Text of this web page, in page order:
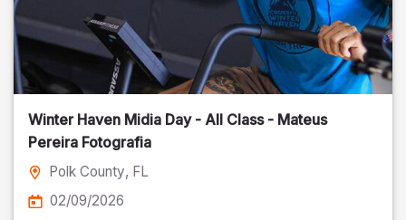
Winter Haven Midia Day - All Class - Mateus
Pereira Fotografia
Polk County, FL
02/09/2026